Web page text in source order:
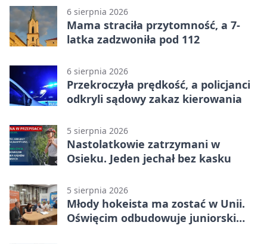
6 sierpnia 2026
Mama straciła przytomność, a 7-
latka zadzwoniła pod 112
6 sierpnia 2026
Przekroczyła prędkość, a policjanci
odkryli sądowy zakaz kierowania
5 sierpnia 2026
Nastolatkowie zatrzymani w
Osieku. Jeden jechał bez kasku
5 sierpnia 2026
Młody hokeista ma zostać w Unii.
Oświęcim odbudowuje juniorski